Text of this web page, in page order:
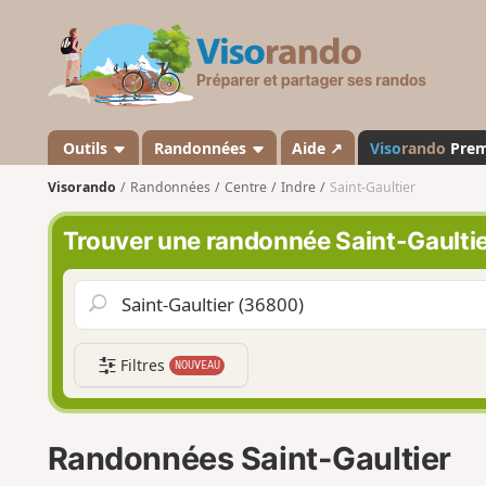
s
a
n
o
Outils Randonnées Aide ↗ Visorando
Visorando Randonnées Centre Indre Saint-Gaultier
Trouver une randonnée Saint-
Filtres NOUVEAU
Randonnées Saint-Gaultier